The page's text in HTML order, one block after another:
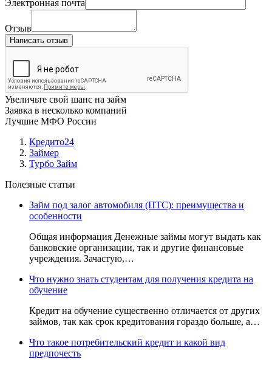
Электронная почта
Отзыв
Написать отзыв
Увеличьте свой шанс на займ
Заявка в несколько компаний
Лучшие МФО России
Кредито24
Займер
Турбо Займ
Полезные статьи
Займ под залог автомобиля (ПТС): преимущества и
особенности
Общая информация Денежные займы могут выдать как
банковские организации, так и другие финансовые
учреждения. Зачастую,…
Что нужно знать студентам для получения кредита на
обучение
Кредит на обучение существенно отличается от других
займов, так как срок кредитования гораздо больше, а…
Что такое потребительский кредит и какой вид
предпочесть